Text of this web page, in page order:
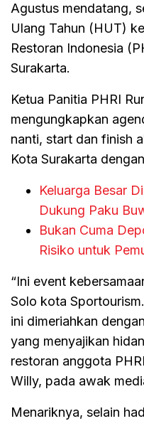
Agustus mendatang,
Ulang Tahun (HUT)
Restoran Indonesia
Surakarta.
Ketua Panitia PHRI
mengungkapkan
nanti, start dan finish
Kota Surakarta
Keluarga Besar
Dukung Paku
Bukan Cuma
Risiko untuk
“Ini event
Solo kota
ini dimeriahkan
yang menyajikan
restoran anggota
Willy, pada awak
Menariknya, selain